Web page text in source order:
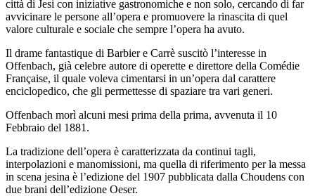
città di Jesi con iniziative gastronomiche e non solo, cercando di far
avvicinare le persone all’opera e promuovere la rinascita di quel
valore culturale e sociale che sempre l’opera ha avuto.
Il drame fantastique di Barbier e Carrè suscitò l’interesse in
Offenbach, già celebre autore di operette e direttore della Comédie
Française, il quale voleva cimentarsi in un’opera dal carattere
enciclopedico, che gli permettesse di spaziare tra vari generi.
Offenbach morì alcuni mesi prima della prima, avvenuta il 10
Febbraio del 1881.
La tradizione dell’opera è caratterizzata da continui tagli,
interpolazioni e manomissioni, ma quella di riferimento per la messa
in scena jesina è l’edizione del 1907 pubblicata dalla Choudens con
due brani dell’edizione Oeser.